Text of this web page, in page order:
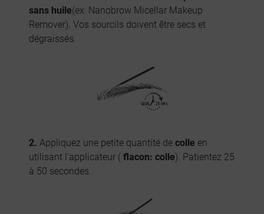
sans huile(ex: Nanobrow Micellar Makeup
Remover). Vos sourcils doivent être secs et
dégraissés.
2. Appliquez une petite quantité de colle en
utilisant l'applicateur ( flacon: colle). Patientez 25
à 50 secondes.